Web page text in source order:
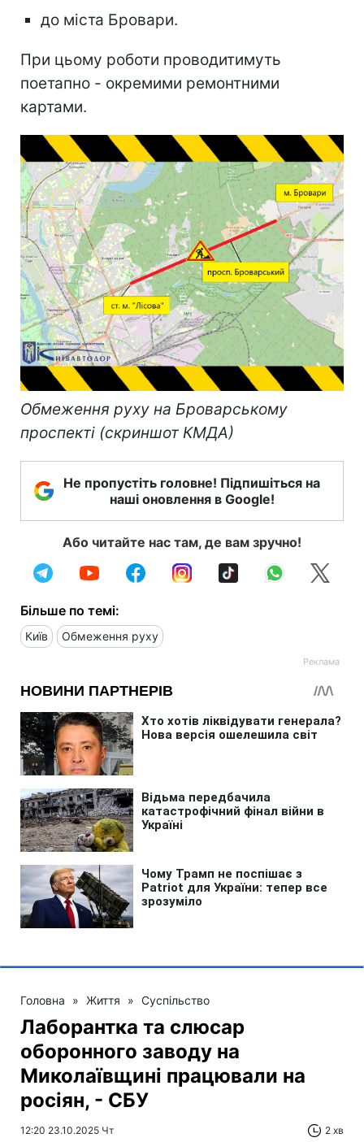
до міста Бровари.
При цьому роботи проводитимуть
поетапно - окремими ремонтними
картами.
Обмеження руху на Броварському
проспекті (скриншот КМДА)
Не пропустіть головне! Підпишіться на
наші оновлення в Google!
Або читайте нас там, де вам зручно!
Більше по темі:
Київ Обмеження руху
Головна » Життя » Суспільство
Лаборантка та слюсар
оборонного заводу на
Миколаївщині працювали на
росіян, - СБУ
12:20 23.10.2025 Чт 2 хв